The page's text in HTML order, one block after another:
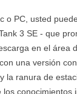
o PC, usted
3 SE - que
en el área
una versión
la ranura de
los conocimientos